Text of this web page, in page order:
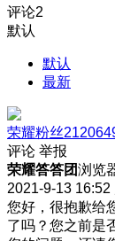
评论2
默认
默认
最新
荣耀粉丝
评论 举报
荣耀答答团浏览
2021-9-13 16:52
您好，很抱歉给
了吗？您之前是